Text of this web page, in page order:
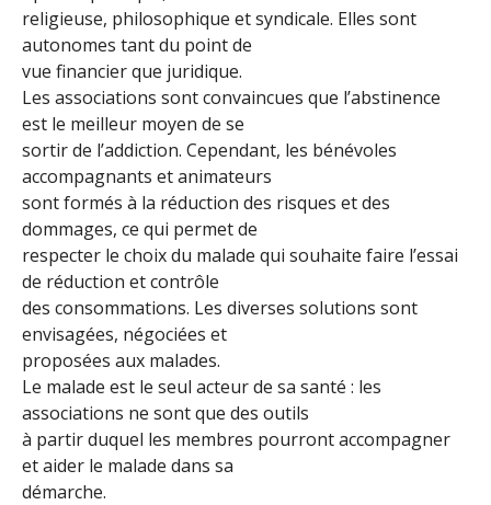
religieuse, philosophique et syndicale. Elles sont
autonomes tant du point de
vue financier que juridique.
Les associations sont convaincues que l’abstinence
est le meilleur moyen de se
sortir de l’addiction. Cependant, les bénévoles
accompagnants et animateurs
sont formés à la réduction des risques et des
dommages, ce qui permet de
respecter le choix du malade qui souhaite faire l’essai
de réduction et contrôle
des consommations. Les diverses solutions sont
envisagées, négociées et
proposées aux malades.
Le malade est le seul acteur de sa santé : les
associations ne sont que des outils
à partir duquel les membres pourront accompagner
et aider le malade dans sa
démarche.